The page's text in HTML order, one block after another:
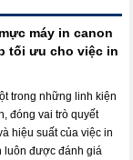
máy in canon
tối ưu cho việc in
trong những linh kiện
đóng vai trò quyết
hiệu suất của việc in
luôn được đánh giá